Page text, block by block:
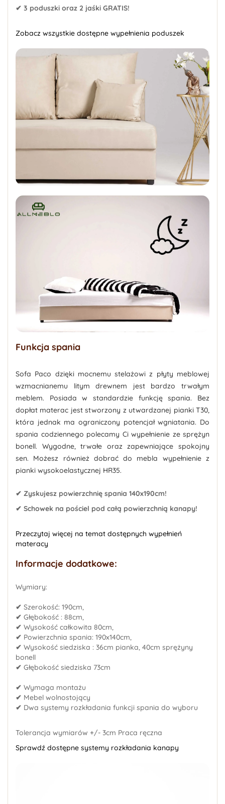
✔ 3 poduszki oraz 2 jaśki GRATIS!
Zobacz wszystkie dostępne wypełnienia poduszek
Funkcja spania
Sofa Paco dzięki mocnemu stelażowi z płyty meblowej
wzmacnianemu litym drewnem jest bardzo trwałym
meblem. Posiada w standardzie funkcję spania. Bez
dopłat materac jest stworzony z utwardzanej pianki T30,
która jednak ma ograniczony potencjał wgniatania. Do
spania codziennego polecamy Ci wypełnienie ze sprężyn
bonell. Wygodne, trwałe oraz zapewniające spokojny
sen. Możesz również dobrać do mebla wypełnienie z
pianki wysokoelastycznej HR35.
✔ Zyskujesz powierzchnię spania 140x190cm!
✔ Schowek na pościel pod całą powierzchnią kanapy!
Przeczytaj więcej na temat dostępnych wypełnień
materacy
Informacje dodatkowe:
Wymiary:
✔ Szerokość: 190cm,
✔ Głębokość : 88cm,
✔ Wysokość całkowita 80cm,
✔ Powierzchnia spania: 190x140cm,
✔ Wysokość siedziska : 36cm pianka, 40cm sprężyny
bonell
✔ Głębokość siedziska 73cm
✔ Wymaga montażu
✔ Mebel wolnostojący
✔ Dwa systemy rozkładania funkcji spania do wyboru
Tolerancja wymiarów +/- 3cm Praca ręczna
Sprawdź dostępne systemy rozkładania kanapy